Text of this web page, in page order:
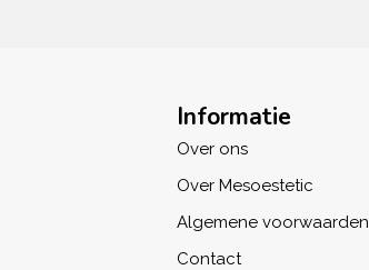
Informatie
Over ons
Over Mesoestetic
Algemene voorwaarden
Contact